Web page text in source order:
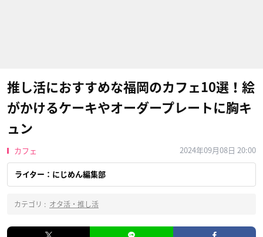
推し活におすすめな福岡のカフェ10選！絵
がかけるケーキやオーダープレートに胸キ
ュン
カフェ 2024年09月08日 20:00
ライター：にじめん編集部
カテゴリ : オタ活・推し活